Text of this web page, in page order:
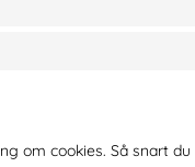
cookies. Så snart